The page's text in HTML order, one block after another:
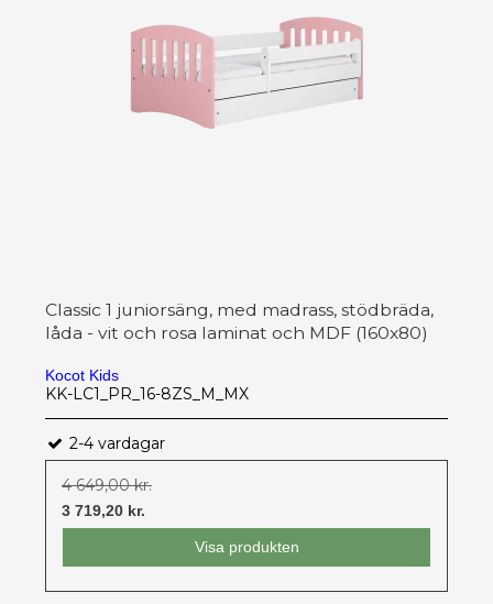
Classic 1 juniorsäng, med madrass, stödbräda,
låda - vit och rosa laminat och MDF (160x80)
Kocot Kids
KK-LC1_PR_16-8ZS_M_MX
2-4 vardagar
4 649,00 kr.
3 719,20 kr.
Visa produkten